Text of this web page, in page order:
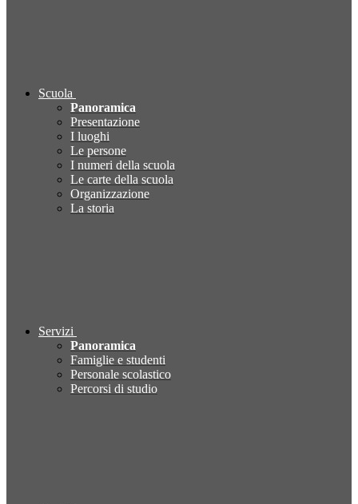
Scuola
Panoramica
Presentazione
I luoghi
Le persone
I numeri della scuola
Le carte della scuola
Organizzazione
La storia
Servizi
Panoramica
Famiglie e studenti
Personale scolastico
Percorsi di studio